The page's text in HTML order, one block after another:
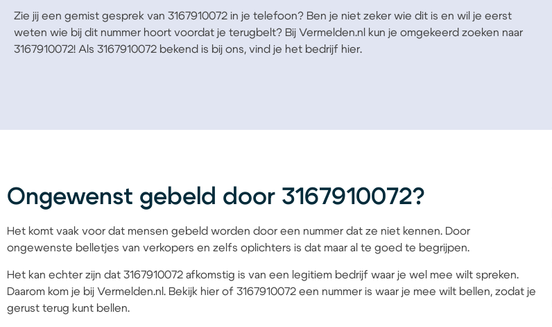
Zie jij een gemist gesprek van 3167910072 in je telefoon? Ben je niet zeker wie dit is en wil je eerst
weten wie bij dit nummer hoort voordat je terugbelt? Bij Vermelden.nl kun je omgekeerd zoeken naar
3167910072! Als 3167910072 bekend is bij ons, vind je het bedrijf hier.
Ongewenst gebeld door 3167910072?
Het komt vaak voor dat mensen gebeld worden door een nummer dat ze niet kennen. Door
ongewenste belletjes van verkopers en zelfs oplichters is dat maar al te goed te begrijpen.
Het kan echter zijn dat 3167910072 afkomstig is van een legitiem bedrijf waar je wel mee wilt spreken.
Daarom kom je bij Vermelden.nl. Bekijk hier of 3167910072 een nummer is waar je mee wilt bellen, zodat je
gerust terug kunt bellen.